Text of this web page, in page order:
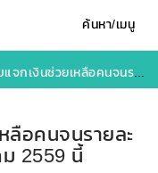
ค้นหา/เมนู
คนจนรายละ 1,500-3,000 เริ่มจ่ายธันวาคม 2559 นี้
ลือคนจนรายละ
2559 นี้